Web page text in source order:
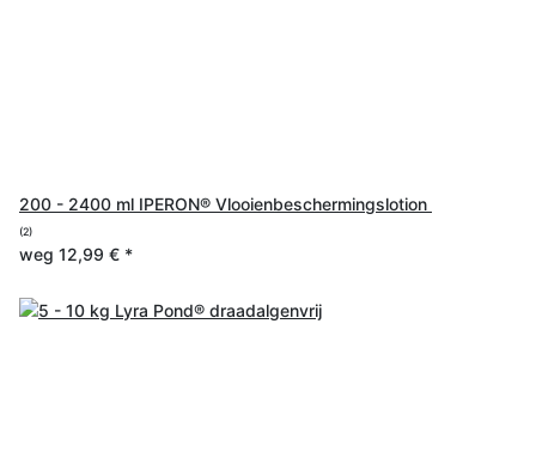
200 - 2400 ml IPERON® Vlooienbeschermingslotion
(2)
weg 12,99 € *